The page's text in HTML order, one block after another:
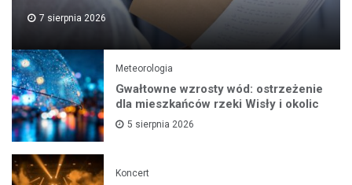
7 sierpnia 2026
Meteorologia
Gwałtowne wzrosty wód: ostrzeżenie
dla mieszkańców rzeki Wisły i okolic
5 sierpnia 2026
Koncert